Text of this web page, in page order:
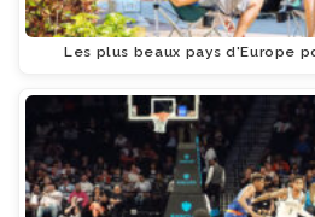
Les plus beaux pays d'Europe